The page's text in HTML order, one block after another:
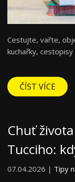
Cestujte, vařte,
kuchařky,
ČÍST VÍCE
Chuť
Tucciho:
07.04.2026 | Tipy